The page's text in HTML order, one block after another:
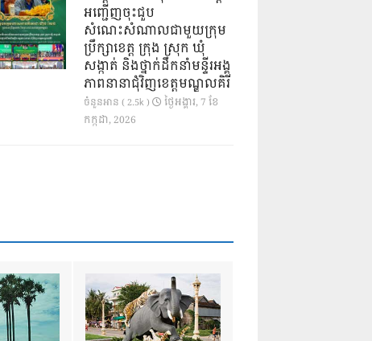
អញ្ជើញចុះជួប
សំណេះសំណាលជាមួយក្រុម
ប្រឹក្សាខេត្ត ក្រុង ស្រុក ឃុំ
សង្កាត់ និងថ្នាក់ដឹកនាំមន្ទីរអង្គ
ភាពនានាជុំវិញខេត្តមណ្ឌលគិរី
ចំនួនអាន ( 2.5k )
ថ្ងៃ​អង្គារ, 7 ខែ​
កក្កដា, 2026